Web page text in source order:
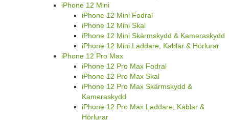
iPhone 12 Mini
iPhone 12 Mini Fodral
iPhone 12 Mini Skal
iPhone 12 Mini Skärmskydd & Kameraskydd
iPhone 12 Mini Laddare, Kablar & Hörlurar
iPhone 12 Pro Max
iPhone 12 Pro Max Fodral
iPhone 12 Pro Max Skal
iPhone 12 Pro Max Skärmskydd &
Kameraskydd
iPhone 12 Pro Max Laddare, Kablar &
Hörlurar